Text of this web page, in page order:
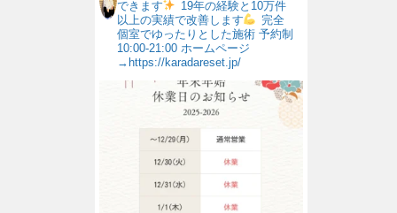
できます
19年の経験と10万件
以上の実績で改善します
完全
個室でゆったりとした施術 予約制
10:00-21:00 ホームページ
→https://karadareset.jp/